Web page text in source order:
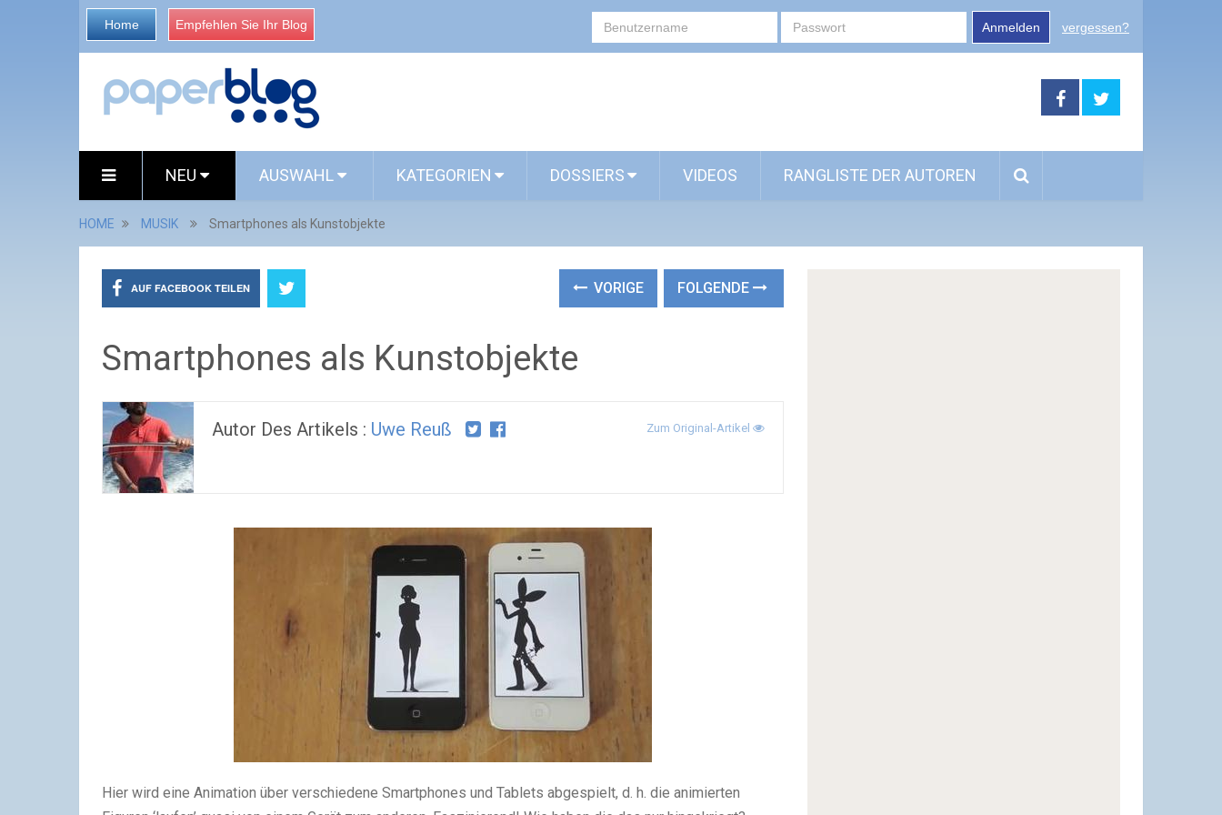
Home Empfehlen Sie Ihr Blog Anmelden vergessen?
NEU AUSWAHL KATEGORIEN DOSSIERS VIDEOS RANGLISTE DER AUTOREN
HOME MUSIK Smartphones als Kunstobjekte
AUF FACEBOOK TEILEN VORIGE FOLGENDE
Smartphones als Kunstobjekte
Autor Des Artikels : Uwe Reuß Zum Original-Artikel
Hier wird eine Animation über verschiedene Smartphones und Tablets abgespielt, d. h. die animierten